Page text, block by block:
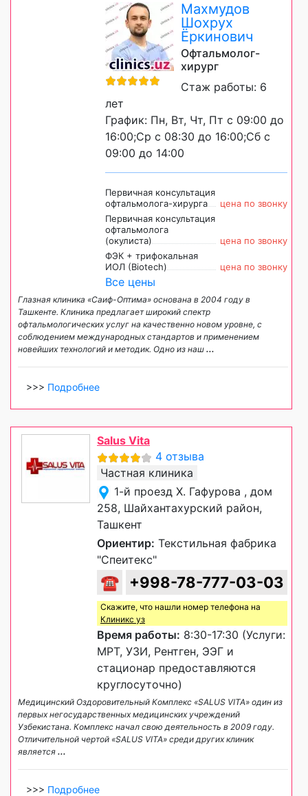
Махмудов
Шохрух
Ёркинович
Офтальмолог-
хирург
Стаж работы: 6
лет
График: Пн, Вт, Чт, Пт с 09:00 до
16:00;Ср с 08:30 до 16:00;Сб с
09:00 до 14:00
Первичная консультация
офтальмолога-хирурга
цена по звонку
Первичная консультация
офтальмолога
(окулиста)
цена по звонку
ФЭК + трифокальная
ИОЛ (Biotech)
цена по звонку
Все цены
Глазная клиника «Саиф-Оптима» основана в 2004 году в
Ташкенте. Клиника предлагает широкий спектр
офтальмологических услуг на качественно новом уровне, с
соблюдением международных стандартов и применением
новейших технологий и методик. Одно из наш ...
>>> Подробнее
Salus Vita
4 отзыва
Частная клиника
1-й проезд Х. Гафурова , дом
258, Шайхантахурский район,
Ташкент
Ориентир: Текстильная фабрика
"Спеитекс"
☎ +998-78-777-03-03
Скажите, что нашли номер телефона на
Клиникс уз
Время работы: 8:30-17:30 (Услуги:
МРТ, УЗИ, Рентген, ЭЭГ и
стационар предоставляются
круглосуточно)
Медицинский Оздоровительный Комплекс «SALUS VITA» один из
первых негосударственных медицинских учреждений
Узбекистана. Комплекс начал свою деятельность в 2009 году.
Отличительной чертой «SALUS VITA» среди других клиник
является ...
>>> Подробнее